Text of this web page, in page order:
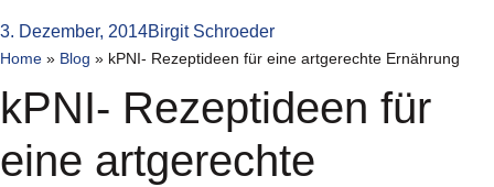
3. Dezember, 2014Birgit Schroeder
Home » Blog » kPNI- Rezeptideen für eine artgerechte Ernährung
kPNI- Rezeptideen für
eine artgerechte